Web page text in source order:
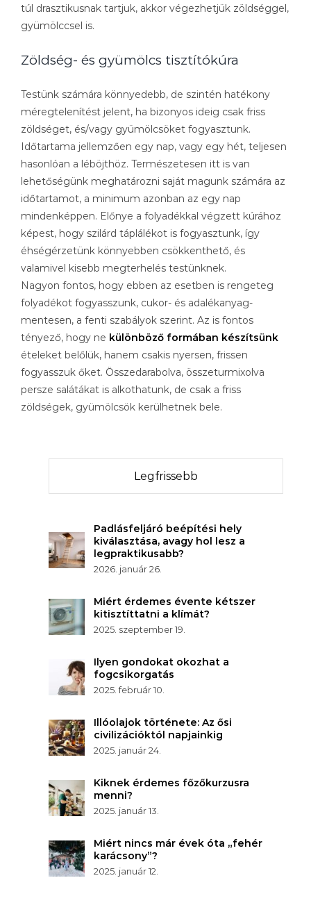
túl drasztikusnak tartjuk, akkor végezhetjük zöldséggel,
gyümölccsel is.
Zöldség- és gyümölcs tisztítókúra
Testünk számára könnyedebb, de szintén hatékony
méregtelenítést jelent, ha bizonyos ideig csak friss
zöldséget, és/vagy gyümölcsöket fogyasztunk.
Időtartama jellemzően egy nap, vagy egy hét, teljesen
hasonlóan a léböjthöz. Természetesen itt is van
lehetőségünk meghatározni saját magunk számára az
időtartamot, a minimum azonban az egy nap
mindenképpen. Előnye a folyadékkal végzett kúrához
képest, hogy szilárd táplálékot is fogyasztunk, így
éhségérzetünk könnyebben csökkenthető, és
valamivel kisebb megterhelés testünknek.
Nagyon fontos, hogy ebben az esetben is rengeteg
folyadékot fogyasszunk, cukor- és adalékanyag-
mentesen, a fenti szabályok szerint. Az is fontos
tényező, hogy ne különböző formában készítsünk
ételeket belőlük, hanem csakis nyersen, frissen
fogyasszuk őket. Összedarabolva, összeturmixolva
persze salátákat is alkothatunk, de csak a friss
zöldségek, gyümölcsök kerülhetnek bele.
Legfrissebb
Padlásfeljáró beépítési hely
kiválasztása, avagy hol lesz a
legpraktikusabb?
2026. január 26.
Miért érdemes évente kétszer
kitisztíttatni a klímát?
2025. szeptember 19.
Ilyen gondokat okozhat a
fogcsikorgatás
2025. február 10.
Illóolajok története: Az ősi
civilizációktól napjainkig
2025. január 24.
Kiknek érdemes főzőkurzusra
menni?
2025. január 13.
Miért nincs már évek óta „fehér
karácsony”?
2025. január 12.